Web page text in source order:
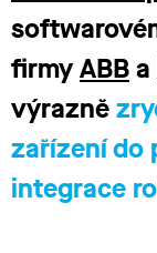
firmyABBa
výrazně
zařízení do
integrace